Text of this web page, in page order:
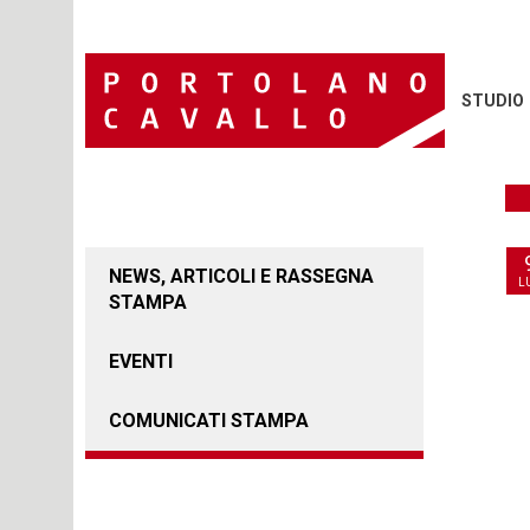
STUDIO
NEWS, ARTICOLI E RASSEGNA
STAMPA
EVENTI
COMUNICATI STAMPA